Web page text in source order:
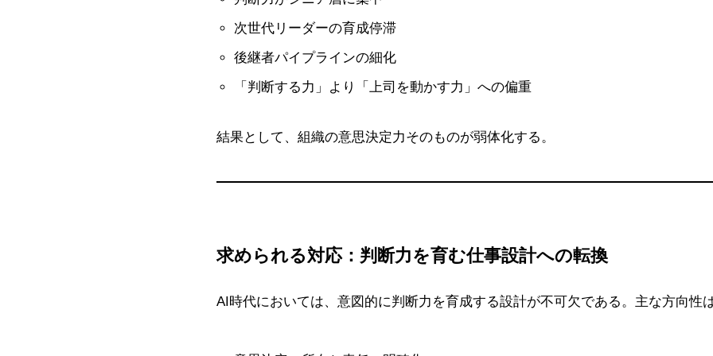
次世代リーダーの育成停滞
後継者パイプラインの細化
「判断する力」より「上司を動かす力」への偏重
結果として、組織の意思決定力そのものが弱体化する。
求められる対応：判断力を育む仕事設計への転換
AI時代においては、意図的に判断力を育成する設計が不可欠である。主な方向性